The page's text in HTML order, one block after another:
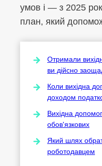
умов і — з 2025
план, який
Отримали
ви дійсно
Коли вихідна
доходом
Вихідна
обов'язкових
Який шлях
роботодавцем